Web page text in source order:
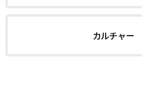
カルチャー